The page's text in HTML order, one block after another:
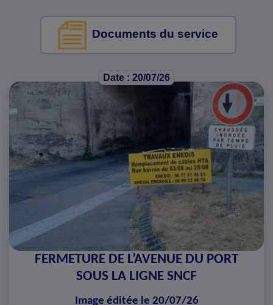
Documents du service
Date : 20/07/26
FERMETURE DE L’AVENUE DU PORT
SOUS LA LIGNE SNCF
Image éditée le 20/07/26